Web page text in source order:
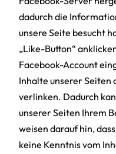
dadurch die
unsere Seite besucht
„Like-Button“
Facebook-Account
Inhalte unserer Seiten
verlinken. Dadurch
unserer Seiten Ihrem
weisen darauf hin,
keine Kenntnis vom